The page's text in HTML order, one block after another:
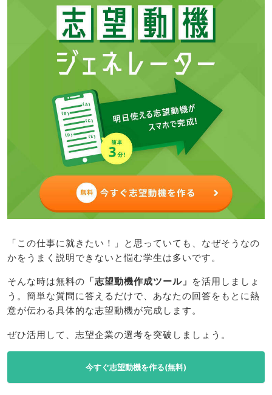
「この仕事に就きたい！」と思っていても、なぜそうなの
かをうまく説明できないと悩む学生は多いです。
そんな時は無料の 「志望動機作成ツール」 を活用しましょ
う。簡単な質問に答えるだけで、あなたの回答をもとに熱
意が伝わる具体的な志望動機が完成します。
ぜひ活用して、志望企業の選考を突破しましょう。
今すぐ志望動機を作る(無料)